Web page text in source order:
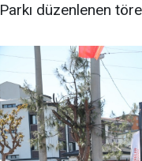
Parkı düzenlenen